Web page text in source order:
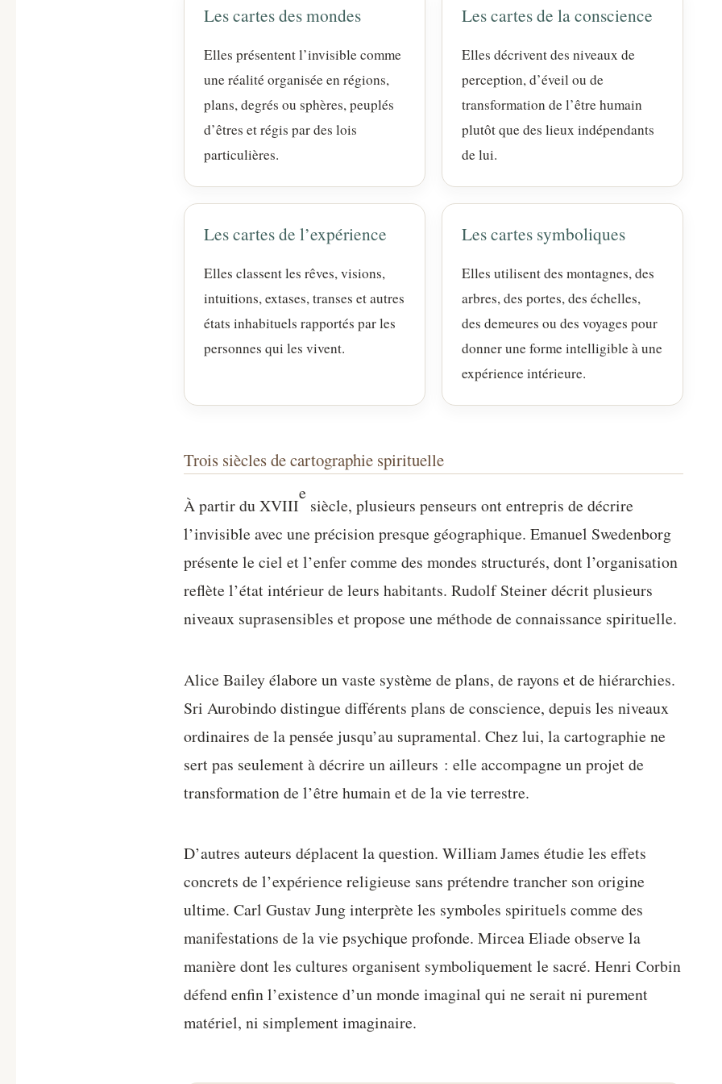
Les cartes des mondes
Elles présentent l’invisible comme
une réalité organisée en régions,
plans, degrés ou sphères, peuplés
d’êtres et régis par des lois
particulières.
Les cartes de la conscience
Elles décrivent des niveaux de
perception, d’éveil ou de
transformation de l’être humain
plutôt que des lieux indépendants
de lui.
Les cartes de l’expérience
Elles classent les rêves, visions,
intuitions, extases, transes et autres
états inhabituels rapportés par les
personnes qui les vivent.
Les cartes symboliques
Elles utilisent des montagnes, des
arbres, des portes, des échelles,
des demeures ou des voyages pour
donner une forme intelligible à une
expérience intérieure.
Trois siècles de cartographie spirituelle
À partir du XVIII
e
siècle, plusieurs penseurs ont entrepris de décrire
l’invisible avec une précision presque géographique. Emanuel Swedenborg
présente le ciel et l’enfer comme des mondes structurés, dont l’organisation
reflète l’état intérieur de leurs habitants. Rudolf Steiner décrit plusieurs
niveaux suprasensibles et propose une méthode de connaissance spirituelle.
Alice Bailey élabore un vaste système de plans, de rayons et de hiérarchies.
Sri Aurobindo distingue différents plans de conscience, depuis les niveaux
ordinaires de la pensée jusqu’au supramental. Chez lui, la cartographie ne
sert pas seulement à décrire un ailleurs : elle accompagne un projet de
transformation de l’être humain et de la vie terrestre.
D’autres auteurs déplacent la question. William James étudie les effets
concrets de l’expérience religieuse sans prétendre trancher son origine
ultime. Carl Gustav Jung interprète les symboles spirituels comme des
manifestations de la vie psychique profonde. Mircea Eliade observe la
manière dont les cultures organisent symboliquement le sacré. Henri Corbin
défend enfin l’existence d’un monde imaginal qui ne serait ni purement
matériel, ni simplement imaginaire.